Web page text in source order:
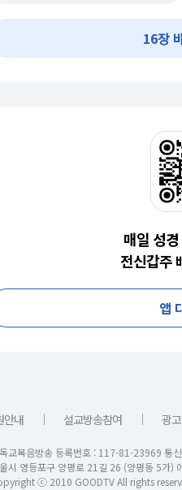
16장
매일 성
전신갑주
앱
안내 ｜ 설교방송참여 ｜ 광
교복음방송 등록번호 : 117-81-23969 통
시 영등포구 양평로 21길 26 (양평동 5가
ⓒ 2010 GOODTV All rights